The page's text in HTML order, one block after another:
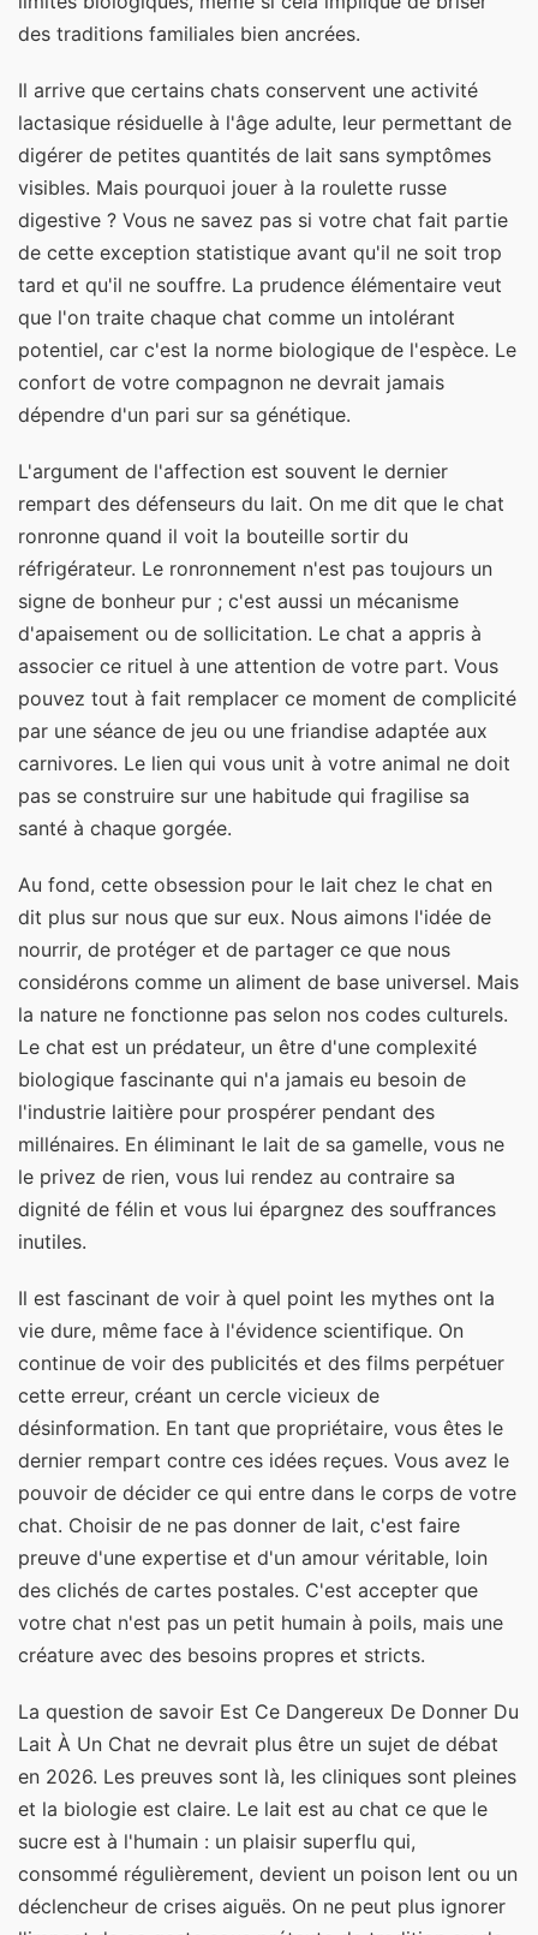
des traditions familiales bien ancrées.
Il arrive que certains chats conservent une activité
lactasique résiduelle à l'âge adulte, leur permettant de
digérer de petites quantités de lait sans symptômes
visibles. Mais pourquoi jouer à la roulette russe
digestive ? Vous ne savez pas si votre chat fait partie
de cette exception statistique avant qu'il ne soit trop
tard et qu'il ne souffre. La prudence élémentaire veut
que l'on traite chaque chat comme un intolérant
potentiel, car c'est la norme biologique de l'espèce. Le
confort de votre compagnon ne devrait jamais
dépendre d'un pari sur sa génétique.
L'argument de l'affection est souvent le dernier
rempart des défenseurs du lait. On me dit que le chat
ronronne quand il voit la bouteille sortir du
réfrigérateur. Le ronronnement n'est pas toujours un
signe de bonheur pur ; c'est aussi un mécanisme
d'apaisement ou de sollicitation. Le chat a appris à
associer ce rituel à une attention de votre part. Vous
pouvez tout à fait remplacer ce moment de complicité
par une séance de jeu ou une friandise adaptée aux
carnivores. Le lien qui vous unit à votre animal ne doit
pas se construire sur une habitude qui fragilise sa
santé à chaque gorgée.
Au fond, cette obsession pour le lait chez le chat en
dit plus sur nous que sur eux. Nous aimons l'idée de
nourrir, de protéger et de partager ce que nous
considérons comme un aliment de base universel. Mais
la nature ne fonctionne pas selon nos codes culturels.
Le chat est un prédateur, un être d'une complexité
biologique fascinante qui n'a jamais eu besoin de
l'industrie laitière pour prospérer pendant des
millénaires. En éliminant le lait de sa gamelle, vous ne
le privez de rien, vous lui rendez au contraire sa
dignité de félin et vous lui épargnez des souffrances
inutiles.
Il est fascinant de voir à quel point les mythes ont la
vie dure, même face à l'évidence scientifique. On
continue de voir des publicités et des films perpétuer
cette erreur, créant un cercle vicieux de
désinformation. En tant que propriétaire, vous êtes le
dernier rempart contre ces idées reçues. Vous avez le
pouvoir de décider ce qui entre dans le corps de votre
chat. Choisir de ne pas donner de lait, c'est faire
preuve d'une expertise et d'un amour véritable, loin
des clichés de cartes postales. C'est accepter que
votre chat n'est pas un petit humain à poils, mais une
créature avec des besoins propres et stricts.
La question de savoir Est Ce Dangereux De Donner Du
Lait À Un Chat ne devrait plus être un sujet de débat
en 2026. Les preuves sont là, les cliniques sont pleines
et la biologie est claire. Le lait est au chat ce que le
sucre est à l'humain : un plaisir superflu qui,
consommé régulièrement, devient un poison lent ou un
déclencheur de crises aiguës. On ne peut plus ignorer